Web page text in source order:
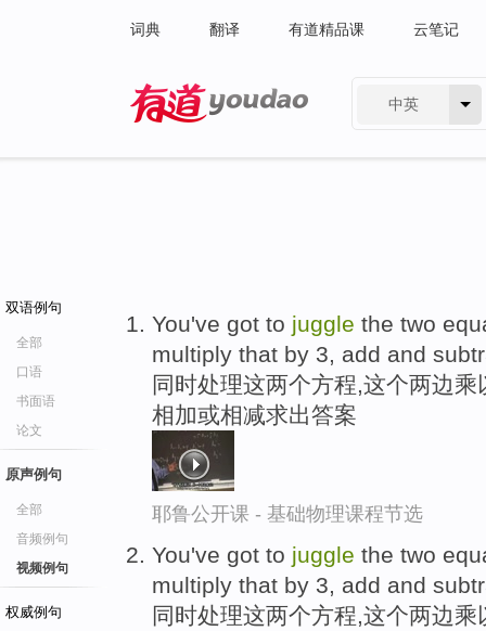
词典 翻译 有道精品课 云笔记
中英
双语例句
全部
口语
书面语
论文
原声例句
全部
音频例句
视频例句
权威例句
You've got to juggle the two
multiply that by 3, add and
同时处理这两个方程,这个两边
相加或相减求出答案
耶鲁公开课 - 基础物理课程节选
You've got to juggle the two
multiply that by 3, add and
同时处理这两个方程,这个两边